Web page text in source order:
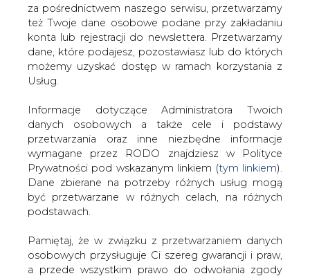
za pośrednictwem naszego serwisu, przetwarzamy
też Twoje dane osobowe podane przy zakładaniu
konta lub rejestracji do newslettera. Przetwarzamy
dane, które podajesz, pozostawiasz lub do których
możemy uzyskać dostęp w ramach korzystania z
Usług.
Informacje dotyczące Administratora Twoich
danych osobowych a także cele i podstawy
przetwarzania oraz inne niezbędne informacje
wymagane przez RODO znajdziesz w Polityce
Prywatności pod wskazanym linkiem (tym linkiem).
Dane zbierane na potrzeby różnych usług mogą
być przetwarzane w różnych celach, na różnych
podstawach.
Pamiętaj, że w związku z przetwarzaniem danych
osobowych przysługuje Ci szereg gwarancji i praw,
a przede wszystkim prawo do odwołania zgody
Strona główna
SERWIS INFORMACYJNY CIRE
Zakład gazowniczy przegrał z Kunicami
2001-11-30 00:00
skomentuj
udostępnij:
Zakład gazowniczy przegrał z
Kunicami